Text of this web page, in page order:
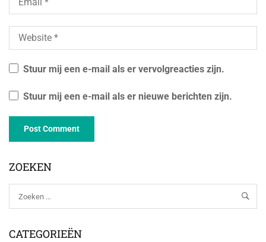
Stuur mij een e-mail als er vervolgreacties zijn.
Stuur mij een e-mail als er nieuwe berichten zijn.
ZOEKEN
CATEGORIEËN